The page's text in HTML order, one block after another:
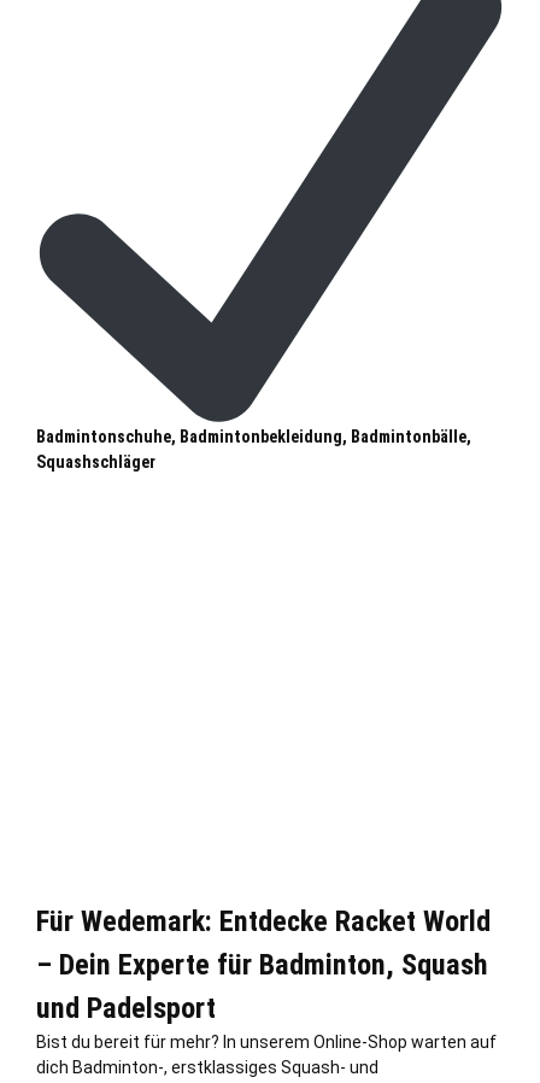
Badmintonschuhe, Badmintonbekleidung, Badmintonbälle,
Squashschläger
Für Wedemark: Entdecke Racket World
– Dein Experte für Badminton, Squash
und Padelsport
Bist du bereit für mehr? In unserem Online-Shop warten auf
dich Badminton-, erstklassiges Squash- und